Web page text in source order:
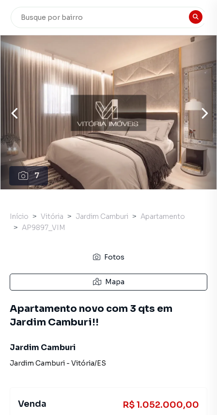
7
Início Vitória Jardim Camburi
Apartamento
AP9897_VIM
Fotos
Mapa
Apartamento novo com 3 qts em
Jardim Camburi!!
Jardim Camburi
Jardim Camburi - Vitória/ES
Venda R$ 1.052.000,00